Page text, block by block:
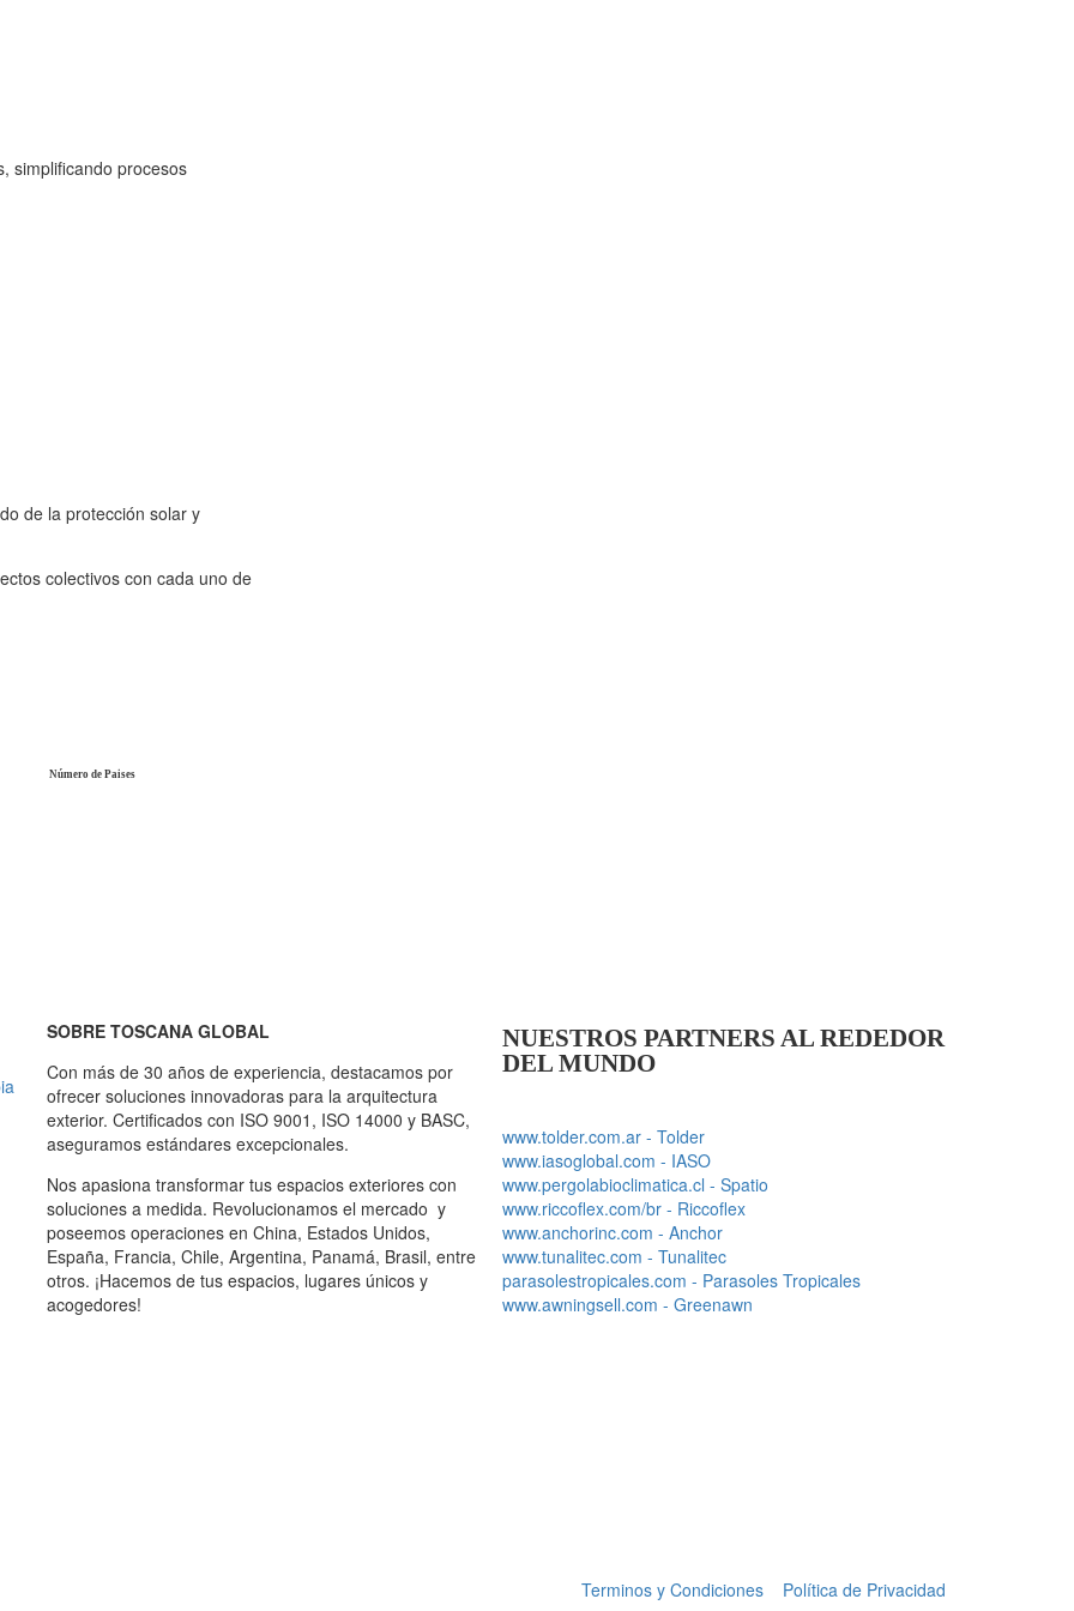
simplificando procesos
de la protección solar y
colectivos con cada uno de
Número de Paises
SOBRE TOSCANA GLOBAL
Con más de 30 años de experiencia, destacamos por
ofrecer soluciones innovadoras para la arquitectura
exterior. Certificados con ISO 9001, ISO 14000 y BASC,
aseguramos estándares excepcionales.
Nos apasiona transformar tus espacios exteriores con
soluciones a medida. Revolucionamos el mercado y
poseemos operaciones en China, Estados Unidos,
España, Francia, Chile, Argentina, Panamá, Brasil, entre
otros. ¡Hacemos de tus espacios, lugares únicos y
acogedores!
NUESTROS PARTNERS AL REDEDOR
DEL MUNDO
www.tolder.com.ar - Tolder
www.iasoglobal.com - IASO
www.pergolabioclimatica.cl - Spatio
www.riccoflex.com/br - Riccoflex
www.anchorinc.com - Anchor
www.tunalitec.com - Tunalitec
parasolestropicales.com - Parasoles Tropicales
www.awningsell.com - Greenawn
Terminos y Condiciones Política de Privacidad